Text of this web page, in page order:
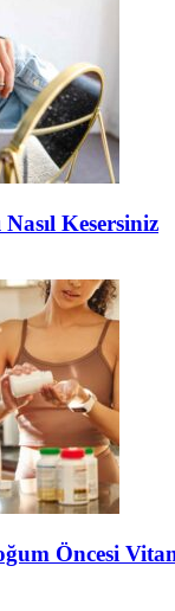
Nasıl Kesersiniz
Öncesi